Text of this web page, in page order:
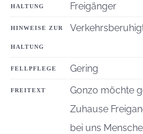
HALTUNG Freigänger
HINWEISE ZUR
HALTUNG
FELLPFLEGE Gering
FREITEXT
Gonzo möchte
Zuhause
bei uns